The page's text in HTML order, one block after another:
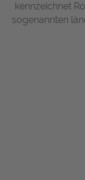
kennzeichnet
sogenannten